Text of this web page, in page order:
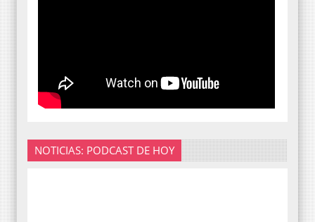
NOTICIAS: PODCAST DE HOY